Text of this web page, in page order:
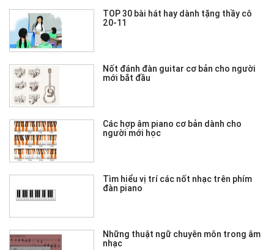
TOP 30 bài hát hay dành tặng thầy cô
20-11
Nốt đánh đàn guitar cơ bản cho người
mới bắt đầu
Các hợp âm piano cơ bản dành cho
người mới học
Tìm hiểu vị trí các nốt nhạc trên phím
đàn piano
Những thuật ngữ chuyên môn trong âm
nhạc